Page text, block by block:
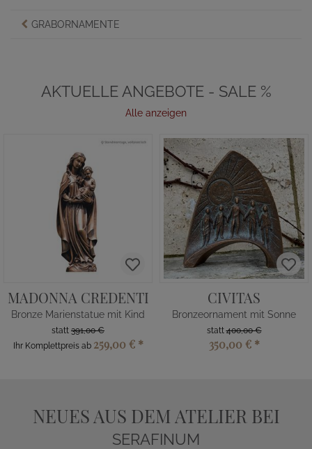
GRABORNAMENTE
AKTUELLE ANGEBOTE - SALE %
Alle anzeigen
MADONNA CREDENTI
Bronze Marienstatue mit Kind
statt 391,00 €
Ihr Komplettpreis ab 259,00 € *
CIVITAS
Bronzeornament mit Sonne
statt400,00 €
350,00 € *
NEUES AUS DEM ATELIER BEI
SERAFINUM